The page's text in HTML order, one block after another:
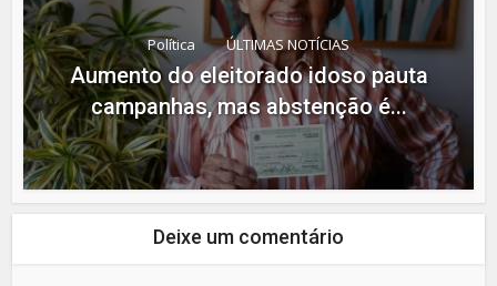
Política ÚLTIMAS NOTÍCIAS
Aumento do eleitorado idoso pauta
campanhas, mas abstenção é...
Deixe um comentário